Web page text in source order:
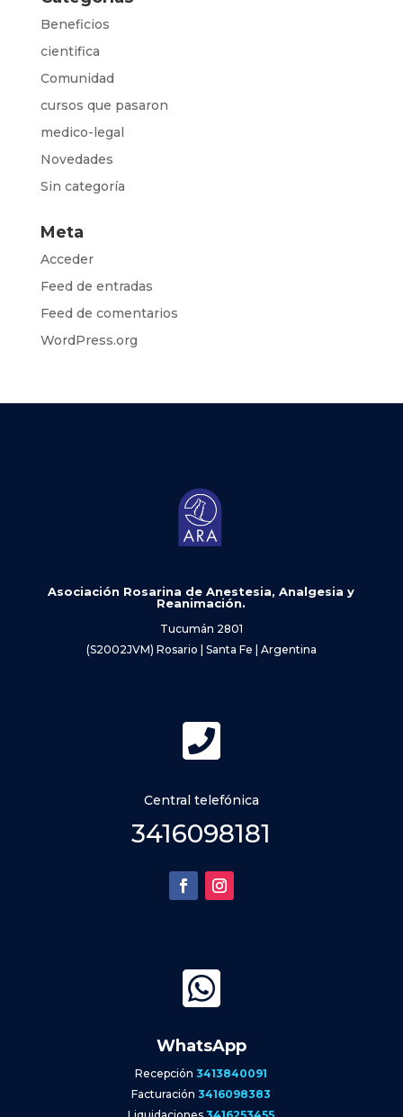
Beneficios
cientifica
Comunidad
cursos que pasaron
medico-legal
Novedades
Sin categoría
Meta
Acceder
Feed de entradas
Feed de comentarios
WordPress.org
Asociación Rosarina de Anestesia, Analgesia y
Reanimación.
Tucumán 2801
(S2002JVM) Rosario | Santa Fe | Argentina

Central telefónica
3416098181

WhatsApp
Recepción3413840091
Facturación3416098383